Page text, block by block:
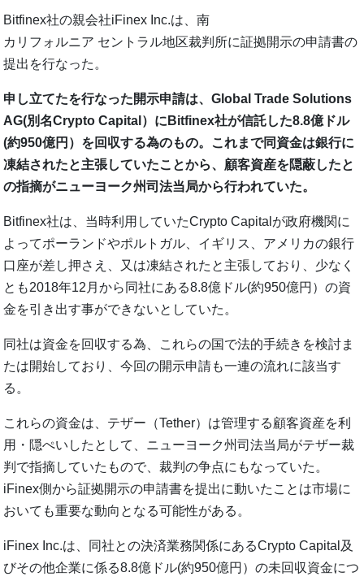
Bitfinex社の親会社iFinex Inc.は、南
カリフォルニア セントラル地区裁判所に証拠開示の申請書の
提出を行なった。
申し立てたを行なった開示申請は、Global Trade Solutions
AG(別名Crypto Capital）にBitfinex社が信託した8.8億ドル
(約950億円）を回収する為のもの。これまで同資金は銀行に
凍結されたと主張していたことから、顧客資産を隠蔽したと
の指摘がニューヨーク州司法当局から行われていた。
Bitfinex社は、当時利用していたCrypto Capitalが政府機関に
よってポーランドやポルトガル、イギリス、アメリカの銀行
口座が差し押さえ、又は凍結されたと主張しており、少なく
とも2018年12月から同社にある8.8億ドル(約950億円）の資
金を引き出す事ができないとしていた。
同社は資金を回収する為、これらの国で法的手続きを検討ま
たは開始しており、今回の開示申請も一連の流れに該当す
る。
これらの資金は、テザー（Tether）は管理する顧客資産を利
用・隠ぺいしたとして、ニューヨーク州司法当局がテザー裁
判で指摘していたもので、裁判の争点にもなっていた。
iFinex側から証拠開示の申請書を提出に動いたことは市場に
おいても重要な動向となる可能性がある。
iFinex Inc.は、同社との決済業務関係にあるCrypto Capital及
びその他企業に係る8.8億ドル(約950億円）の未回収資金につ